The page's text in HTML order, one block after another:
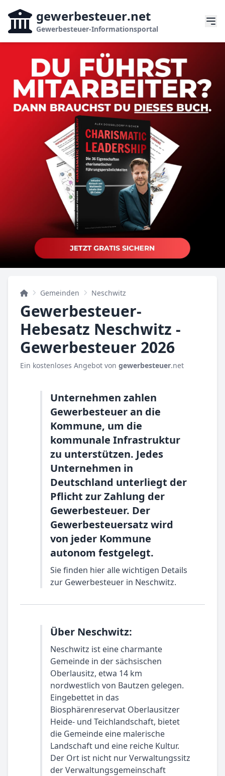
gewerbesteuer.net
Gewerbesteuer-Informationsportal
Gemeinden Neschwitz
Gewerbesteuer-
Hebesatz Neschwitz -
Gewerbesteuer 2026
Ein kostenloses Angebot von gewerbesteuer.net
Unternehmen zahlen
Gewerbesteuer an die
Kommune, um die
kommunale Infrastruktur
zu unterstützen. Jedes
Unternehmen in
Deutschland unterliegt der
Pflicht zur Zahlung der
Gewerbesteuer. Der
Gewerbesteuersatz wird
von jeder Kommune
autonom festgelegt.
Sie finden hier alle wichtigen Details
zur Gewerbesteuer in Neschwitz.
Über Neschwitz:
Neschwitz ist eine charmante
Gemeinde in der sächsischen
Oberlausitz, etwa 14 km
nordwestlich von Bautzen gelegen.
Eingebettet in das
Biosphärenreservat Oberlausitzer
Heide- und Teichlandschaft, bietet
die Gemeinde eine malerische
Landschaft und eine reiche Kultur.
Der Ort ist nicht nur Verwaltungssitz
der Verwaltungsgemeinschaft